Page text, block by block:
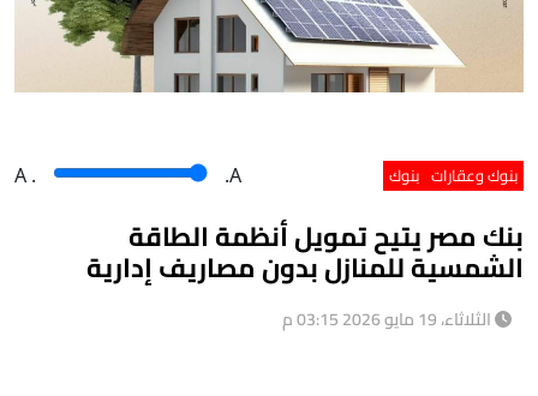
بنوك وعقارات بنوك A . .A
بنك مصر يتيح تمويل أنظمة الطاقة
الشمسية للمنازل بدون مصاريف إدارية
الثلاثاء، 19 مايو 2026 03:15 م